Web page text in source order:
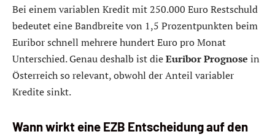
Bei einem variablen Kredit mit 250.000 Euro Restschuld
bedeutet eine Bandbreite von 1,5 Prozentpunkten beim
Euribor schnell mehrere hundert Euro pro Monat
Unterschied. Genau deshalb ist dieEuribor Prognose in
Österreich so relevant, obwohl der Anteil variabler
Kredite sinkt.
Wann wirkt eine EZB Entscheidung auf den